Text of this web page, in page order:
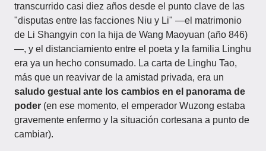
transcurrido casi diez años desde el punto clave de las
"disputas entre las facciones Niu y Li" —el matrimonio
de Li Shangyin con la hija de Wang Maoyuan (año 846)
—, y el distanciamiento entre el poeta y la familia Linghu
era ya un hecho consumado. La carta de Linghu Tao,
más que un reavivar de la amistad privada, era un
saludo gestual ante los cambios en el panorama de
poder (en ese momento, el emperador Wuzong estaba
gravemente enfermo y la situación cortesana a punto de
cambiar).